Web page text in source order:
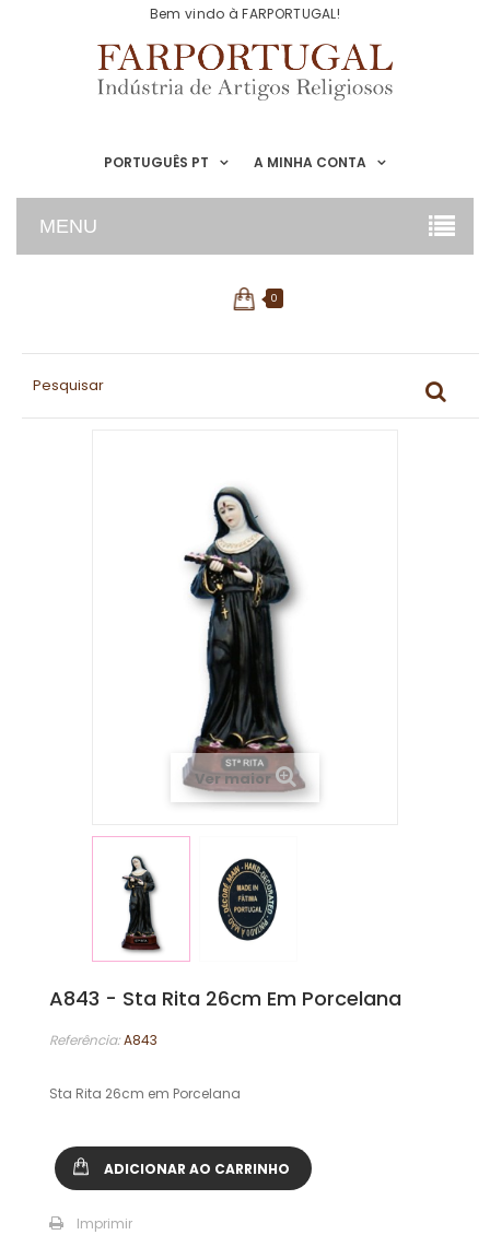
PORTUGUÊS PT
Bem vindo à FARPORTUGAL!
A MINHA CONTA
MENU
0
Ver maior
A843 - Sta Rita 26cm Em Porcelana
Referência:A843
Sta Rita 26cm em Porcelana
ADICIONAR AO CARRINHO
Imprimir